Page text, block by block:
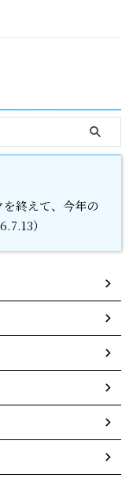
終えて、今年の
）